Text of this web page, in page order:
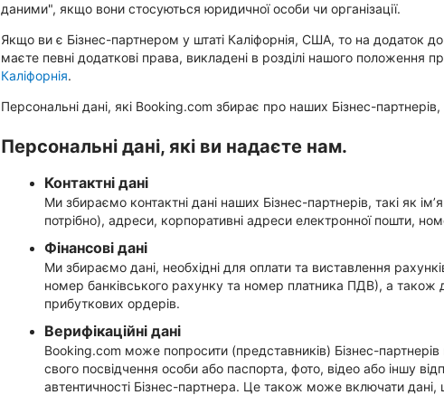
даними", якщо вони стосуються юридичної особи чи організації.
Якщо ви є Бізнес-партнером у штаті Каліфорнія, США, то на додаток
маєте певні додаткові права, викладені в розділі нашого положення
Каліфорнія.
Персональні дані, які Booking.com збирає про наших Бізнес-
Персональні дані, які ви надаєте нам.
Контактні дані
Ми збираємо контактні дані наших Бізнес-партнерів, такі як
потрібно), адреси, корпоративні адреси електронної пошти,
Фінансові дані
Ми збираємо дані, необхідні для оплати та виставлення
номер банківського рахунку та номер платника ПДВ), а також
прибуткових ордерів.
Верифікаційні дані
Booking.com може попросити (представників) Бізнес-
свого посвідчення особи або паспорта, фото, відео або іншу
автентичності Бізнес-партнера. Це також може включати дані,